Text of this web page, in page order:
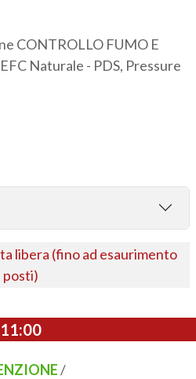
CONTROLLO FUMO E
Naturale - PDS, Pressure
libera (fino ad esaurimento
posti)
11:00
/